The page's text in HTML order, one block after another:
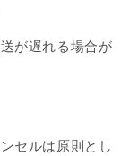
が遅れる場合が
セルは原則とし